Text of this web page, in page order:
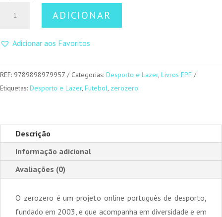
Livro
Futebol
Português
2019/2020
ADICIONAR
Adicionar aos Favoritos
REF: 9789898979957 Categorias: Desporto e Lazer, Livros FPF
Etiquetas: Desporto e Lazer, Futebol, zerozero
Descrição
Informação adicional
Avaliações (0)
O zerozero é um projeto online português de desporto,
fundado em 2003, e que acompanha em diversidade e em